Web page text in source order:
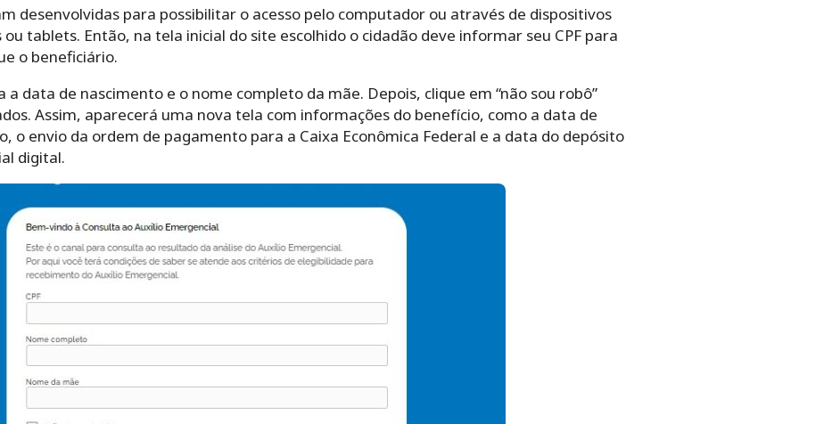
desenvolvidas para possibilitar o acesso pelo computador ou através de dispositivos
tablets. Então, na tela inicial do site escolhido o cidadão deve informar seu CPF para
o beneficiário.
a data de nascimento e o nome completo da mãe. Depois, clique em “não sou robô”
Assim, aparecerá uma nova tela com informações do benefício, como a data de
o envio da ordem de pagamento para a Caixa Econômica Federal e a data do depósito
digital.